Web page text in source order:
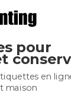
en
maison
pour